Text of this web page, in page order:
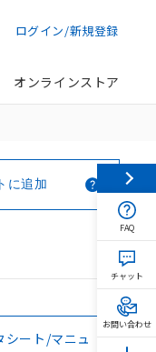
ログイン/新規登録
オンラインストア
に追加
シート/マニュ
FAQ
チャット
お問い合わせ